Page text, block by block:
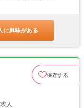
に興味がある
保存する
人